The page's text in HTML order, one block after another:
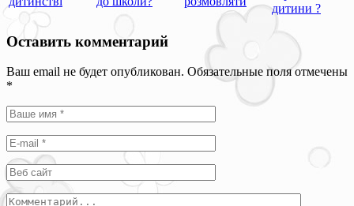
дитини ?
Оставить комментарий
Ваш email не будет опубликован. Обязательные поля отмечены
*